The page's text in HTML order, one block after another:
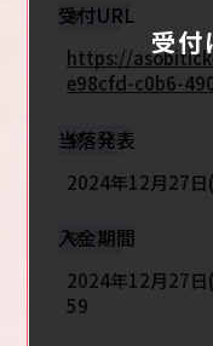
受付URL
https://
e98cfd-c0b6-
当落発表
2024年12月27
入金期間
2024年12月27
59
受付